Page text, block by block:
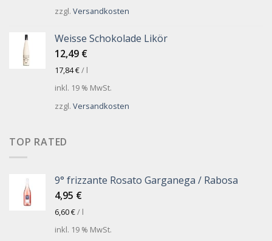
zzgl. Versandkosten
Weisse Schokolade Likör
12,49 €
17,84€/ l
inkl. 19 % MwSt.
zzgl. Versandkosten
TOP RATED
9° frizzante Rosato Garganega / Rabosa
4,95 €
6,60€/ l
inkl. 19 % MwSt.